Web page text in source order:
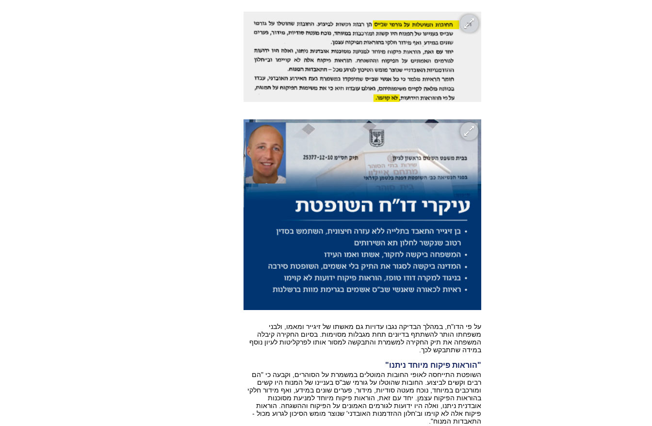
על פי הדו"ח, במהלך הבדיקה נגבו עדויות גם מאשתו של זיגייר ומאמו, ולבני
משפחתו הותר להשתתף בדיונים תחת מגבלות מסוימות. בסיום החקירה קיבלה
המשפחה את תיק החקירה למשמרת והתבקשה למסור אותו לפרקליטות לעיון נוסף
במידה שתתבקש לכך.
"הוראות פיקוח מיוחד ניתנו"
השופטת התייחסה לאופי החובות המוטלים במשמרת על הסוהרים, וקבעה כי "הם
רבים וקשים לביצוע. החובות שהוטלו על גורמי שב"ס בעניינו של המנוח היו קשים
ומורכבים במיוחד, נוכח מעטה סודיות, מידור, פערים שונים במידע, ואף מידור חלקי
בהוראות הפיקוח עצמן. יחד עם זאת, הוראות פיקוח מיוחד למניעת מסוכנות
אובדנית ניתנו, ואלה היו ידועות לגורמים האמונים על הפיקוח וההשגחה. הוראות
פיקוח אלה לא קוימו וב'חלון ההזדמנות האובדני' שנוצר מומש הסיכון לגרוע מכול -
התאבדות המנוח".